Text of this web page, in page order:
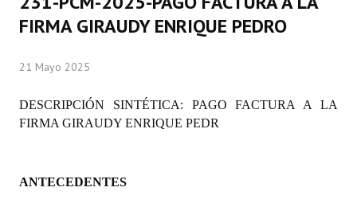
Comisiones Permanentes
Concejales Mandato Cumplido
Programas
Constitución Nacional
FIRMA GIRAUDY ENRIQUE PEDRO
21 Mayo 2025
DESCRIPCIÓN SINTÉTICA: PAGO FACTURA A LA
FIRMA GIRAUDY ENRIQUE PEDR
ANTECEDENTES